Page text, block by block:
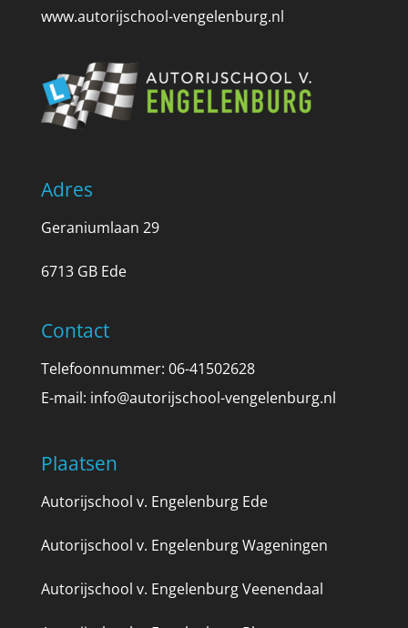
www.autorijschool-vengelenburg.nl
Adres
Geraniumlaan 29
6713 GB Ede
Contact
Telefoonnummer: 06-41502628
E-mail: info@autorijschool-vengelenburg.nl
Plaatsen
Autorijschool v. Engelenburg Ede
Autorijschool v. Engelenburg Wageningen
Autorijschool v. Engelenburg Veenendaal